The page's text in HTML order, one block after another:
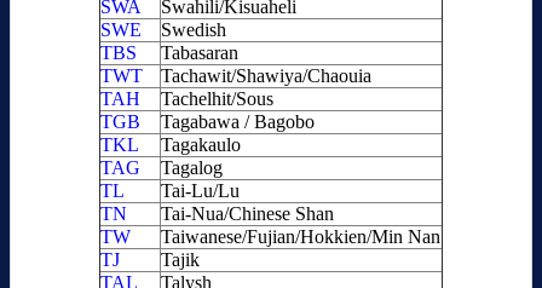
SWA
Swahili/Kisuaheli
SWE
Swedish
TBS
Tabasaran
TWT
Tachawit/Shawiya/Chaouia
TAH
Tachelhit/Sous
TGB
Tagabawa / Bagobo
TKL
Tagakaulo
TAG
Tagalog
TL
Tai-Lu/Lu
TN
Tai-Nua/Chinese Shan
TW
Taiwanese/Fujian/Hokkien/Min Nan
TJ
Tajik
TAL
Talysh